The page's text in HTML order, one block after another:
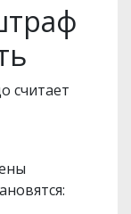
считает